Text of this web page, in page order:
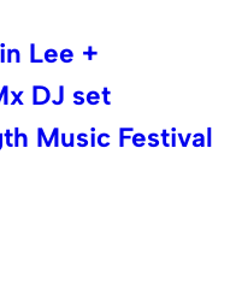
Lee +
DJ set
Music Festival